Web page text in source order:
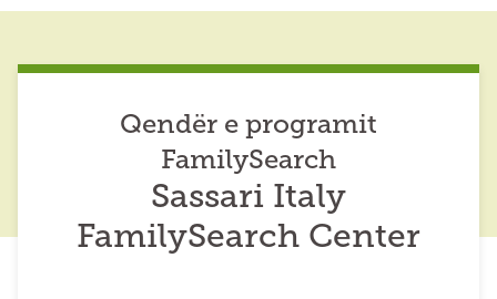
Qendër e programit
FamilySearch
Sassari Italy
FamilySearch Center